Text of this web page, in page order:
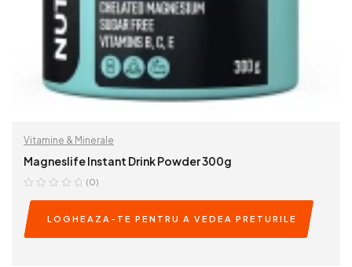
Vitamine & Minerale
Magneslife Instant Drink Powder 300g
(0)
LOGHEAZA-TE PENTRU A VEDEA PRETURILE